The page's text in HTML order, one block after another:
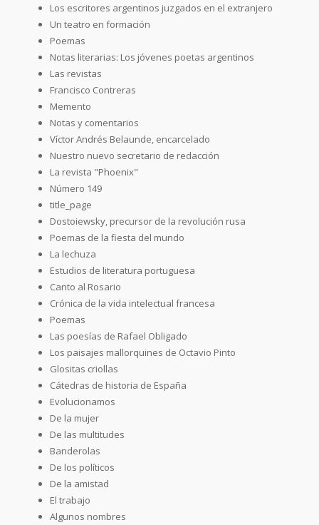
Los escritores argentinos juzgados en el extranjero
Un teatro en formación
Poemas
Notas literarias: Los jóvenes poetas argentinos
Las revistas
Francisco Contreras
Memento
Notas y comentarios
Víctor Andrés Belaunde, encarcelado
Nuestro nuevo secretario de redacción
La revista "Phoenix"
Número 149
title_page
Dostoiewsky, precursor de la revolución rusa
Poemas de la fiesta del mundo
La lechuza
Estudios de literatura portuguesa
Canto al Rosario
Crónica de la vida intelectual francesa
Poemas
Las poesías de Rafael Obligado
Los paisajes mallorquines de Octavio Pinto
Glositas criollas
Cátedras de historia de España
Evolucionamos
De la mujer
De las multitudes
Banderolas
De los políticos
De la amistad
El trabajo
Algunos nombres